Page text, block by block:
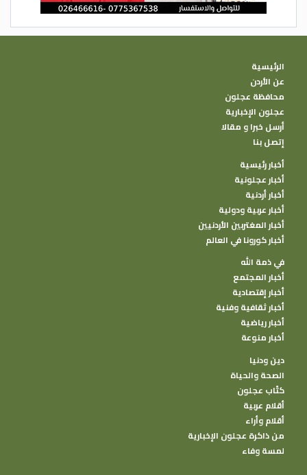
الرئيسية
عن الأردن
محافظة عجلون
عجلون الإخبارية
أرسل خبرا و مقالا
إتصل بنا
أخبار رئيسية
أخبار عجلونية
أخبار أردنية
أخبار عربية ودولية
أخبار المغتربين الأردنيين
أخبار كورونا في العالم
في ذمة الله
أخبار المجتمع
أخبار إقتصادية
أخبار ثقافية وفنية
أخبار رياضية
أخبار منوعة
دين ودنيا
الصحة والحياة
كتًاب عجلون
أقلام عربية
أقلام وأراء
من ذاكرة عجلون الإخبارية
لمسة وفاء